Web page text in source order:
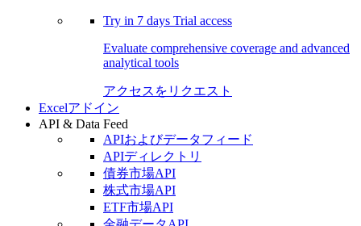
Try in 7 days Trial access
Evaluate comprehensive coverage and advanced
analytical tools
アクセスをリクエスト
Excelアドイン
API & Data Feed
APIおよびデータフィード
APIディレクトリ
債券市場API
株式市場API
ETF市場API